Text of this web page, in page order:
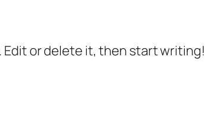
Edit or delete it, then start writing!